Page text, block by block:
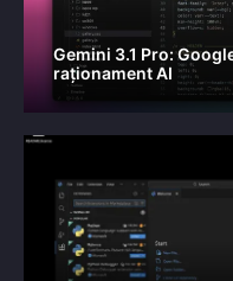
Gemini 3.1 Pro:
raționament AI